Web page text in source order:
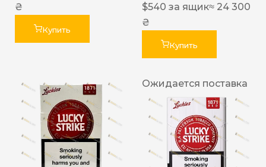
₴
Купить
$540 за ящик≈ 24 300
₴
Купить
Ожидается поставка